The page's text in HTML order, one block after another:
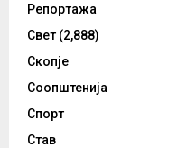
Репортажа
Свет (2,888)
Скопје
Соопштенија
Спорт
Став